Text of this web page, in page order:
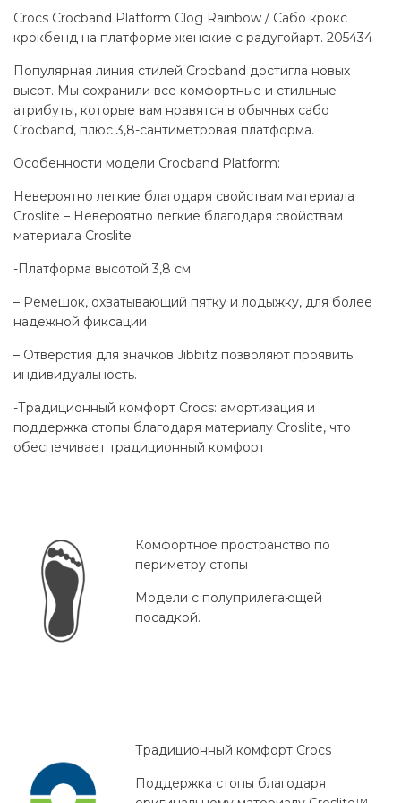
Crocs Crocband Platform Clog Rainbow / Сабо крокс
крокбенд на платформе женские с радугойарт. 205434
Популярная линия стилей Crocband достигла новых
высот. Мы сохранили все комфортные и стильные
атрибуты, которые вам нравятся в обычных сабо
Crocband, плюс 3,8-сантиметровая платформа.
Особенности модели Crocband Platform:
Невероятно легкие благодаря свойствам материала
Croslite – Невероятно легкие благодаря свойствам
материала Croslite
-Платформа высотой 3,8 см.
– Ремешок, охватывающий пятку и лодыжку, для более
надежной фиксации
– Отверстия для значков Jibbitz позволяют проявить
индивидуальность.
-Традиционный комфорт Crocs: амортизация и
поддержка стопы благодаря материалу Croslite, что
обеспечивает традиционный комфорт
Комфортное пространство по
периметру стопы
Модели с полуприлегающей
посадкой.
Традиционный комфорт Crocs
Поддержка стопы благодаря